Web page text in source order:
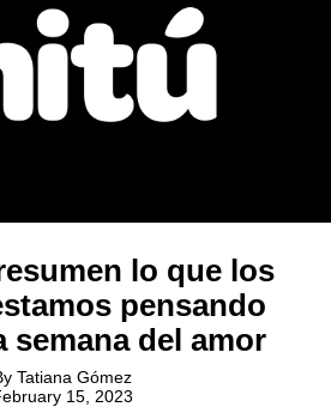
lo que los
pensando
semana del amor
Tatiana Gómez
15, 2023